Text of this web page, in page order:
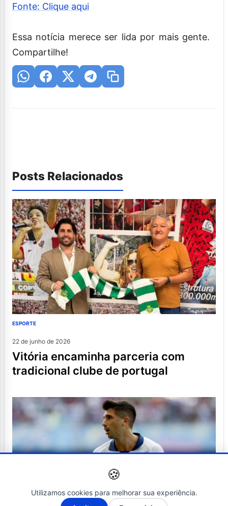
Fonte: Clique aqui
Essa notícia merece ser lida por mais gente.
Compartilhe!
Posts Relacionados
ESPORTE
22 de junho de 2026
vitória encaminha parceria com
tradicional clube de portugal
🍪
Utilizamos cookies para melhorar sua experiência.